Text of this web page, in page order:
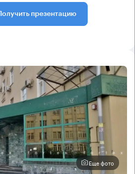
Получить презентацию
Еще фото